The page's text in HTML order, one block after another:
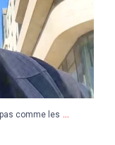
comme les ...